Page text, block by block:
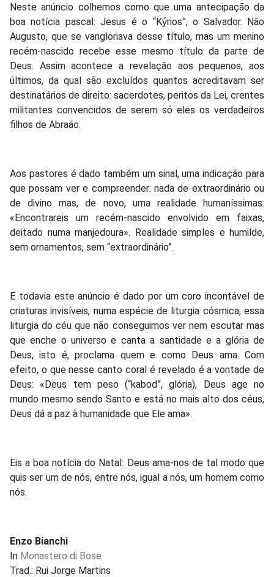
Neste anúncio colhemos como que uma antecipação da
boa notícia pascal: Jesus é o “Kýrios”, o Salvador. Não
Augusto, que se vangloriava desse título, mas um menino
recém-nascido recebe esse mesmo título da parte de
Deus. Assim acontece a revelação aos pequenos, aos
últimos, da qual são excluídos quantos acreditavam ser
destinatários de direito: sacerdotes, peritos da Lei, crentes
militantes convencidos de serem só eles os verdadeiros
filhos de Abraão.
Aos pastores é dado também um sinal, uma indicação para
que possam ver e compreender: nada de extraordinário ou
de divino mas, de novo, uma realidade humaníssimas:
«Encontrareis um recém-nascido envolvido em faixas,
deitado numa manjedoura». Realidade simples e humilde,
sem ornamentos, sem “extraordinário”.
E todavia este anúncio é dado por um coro incontável de
criaturas invisíveis, numa espécie de liturgia cósmica, essa
liturgia do céu que não conseguimos ver nem escutar mas
que enche o universo e canta a santidade e a glória de
Deus, isto é, proclama quem e como Deus ama. Com
efeito, o que nesse canto coral é revelado é a vontade de
Deus: «Deus tem peso (“kabod”, glória), Deus age no
mundo mesmo sendo Santo e está no mais alto dos céus,
Deus dá a paz à humanidade que Ele ama».
Eis a boa notícia do Natal: Deus ama-nos de tal modo que
quis ser um de nós, entre nós, igual a nós, um homem como
nós.
Enzo Bianchi
In Monastero di Bose
Trad.: Rui Jorge Martins